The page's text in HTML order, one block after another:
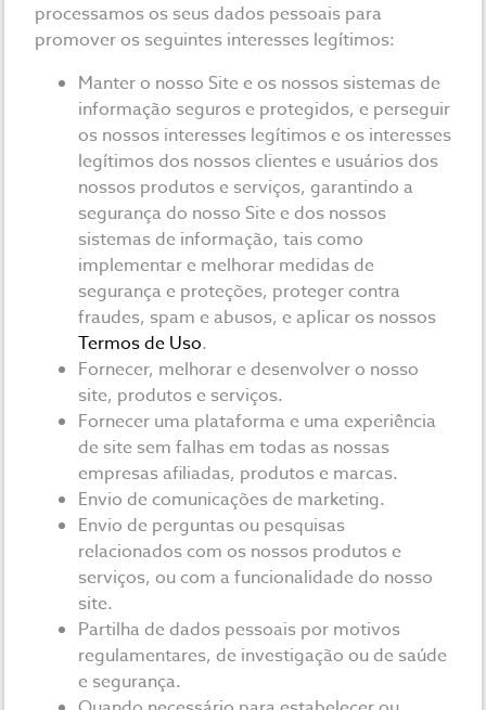
processamos os seus dados pessoais para
promover os seguintes interesses legítimos:
Manter o nosso Site e os nossos sistemas de
informação seguros e protegidos, e perseguir
os nossos interesses legítimos e os interesses
legítimos dos nossos clientes e usuários dos
nossos produtos e serviços, garantindo a
segurança do nosso Site e dos nossos
sistemas de informação, tais como
implementar e melhorar medidas de
segurança e proteções, proteger contra
fraudes, spam e abusos, e aplicar os nossos
Termos de Uso.
Fornecer, melhorar e desenvolver o nosso
site, produtos e serviços.
Fornecer uma plataforma e uma experiência
de site sem falhas em todas as nossas
empresas afiliadas, produtos e marcas.
Envio de comunicações de marketing.
Envio de perguntas ou pesquisas
relacionados com os nossos produtos e
serviços, ou com a funcionalidade do nosso
site.
Partilha de dados pessoais por motivos
regulamentares, de investigação ou de saúde
e segurança.